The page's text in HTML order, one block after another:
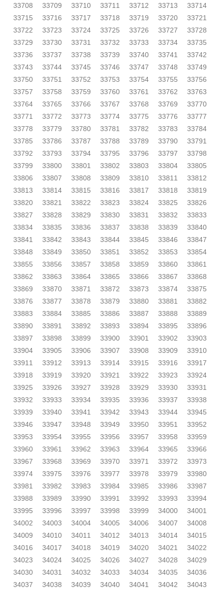
33708 33709 33710 33711 33712 33713
33714
33715
33716 33717 33718 33719 33720
33721
33722
33723 33724 33725 33726 33727
33728
33729
33730 33731 33732 33733 33734
33735
33736
33737 33738 33739 33740 33741
33742
33743
33744 33745 33746 33747 33748
33749
33750
33751 33752 33753 33754 33755
33756
33757
33758 33759 33760 33761 33762
33763
33764
33765 33766 33767 33768 33769
33770
33771
33772 33773 33774 33775 33776
33777
33778
33779 33780 33781 33782 33783
33784
33785
33786 33787 33788 33789 33790
33791
33792
33793 33794 33795 33796 33797
33798
33799
33800 33801 33802 33803 33804
33805
33806
33807 33808 33809 33810 33811
33812
33813
33814 33815 33816 33817 33818
33819
33820
33821 33822 33823 33824 33825
33826
33827
33828 33829 33830 33831 33832
33833
33834
33835 33836 33837 33838 33839
33840
33841
33842 33843 33844 33845 33846
33847
33848
33849 33850 33851 33852 33853
33854
33855
33856 33857 33858 33859 33860
33861
33862
33863 33864 33865 33866 33867
33868
33869
33870 33871 33872 33873 33874
33875
33876
33877 33878 33879 33880 33881
33882
33883
33884 33885 33886 33887 33888
33889
33890
33891 33892 33893 33894 33895
33896
33897
33898 33899 33900 33901 33902
33903
33904
33905 33906 33907 33908 33909
33910
33911
33912 33913 33914 33915 33916
33917
33918
33919 33920 33921 33922 33923
33924
33925
33926 33927 33928 33929 33930
33931
33932
33933 33934 33935 33936 33937
33938
33939
33940 33941 33942 33943 33944
33945
33946
33947 33948 33949 33950 33951
33952
33953
33954 33955 33956 33957 33958
33959
33960
33961 33962 33963 33964 33965
33966
33967
33968 33969 33970 33971 33972
33973
33974
33975 33976 33977 33978 33979
33980
33981
33982 33983 33984 33985 33986
33987
33988
33989 33990 33991 33992 33993
33994
33995
33996 33997 33998 33999 34000
34001
34002
34003 34004 34005 34006 34007
34008
34009
34010 34011 34012 34013 34014
34015
34016
34017 34018 34019 34020 34021
34022
34023
34024 34025 34026 34027 34028
34029
34030
34031 34032 34033 34034 34035
34036
34037
34038 34039 34040 34041 34042
34043